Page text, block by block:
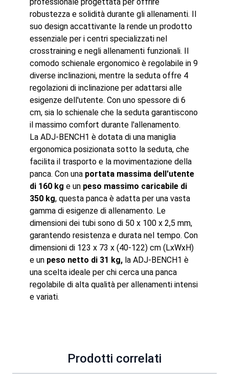
robustezza e solidità durante gli allenamenti. Il
suo design accattivante la rende un prodotto
essenziale per i centri specializzati nel
crosstraining e negli allenamenti funzionali. Il
comodo schienale ergonomico è regolabile in 9
diverse inclinazioni, mentre la seduta offre 4
regolazioni di inclinazione per adattarsi alle
esigenze dell'utente. Con uno spessore di 6
cm, sia lo schienale che la seduta garantiscono
il massimo comfort durante l'allenamento.
La ADJ-BENCH1 è dotata di una maniglia
ergonomica posizionata sotto la seduta, che
facilita il trasporto e la movimentazione della
panca. Con una portata massima dell'utente
di 160 kg e un peso massimo caricabile di
350 kg, questa panca è adatta per una vasta
gamma di esigenze di allenamento. Le
dimensioni dei tubi sono di 50 x 100 x 2,5 mm,
garantendo resistenza e durata nel tempo. Con
dimensioni di 123 x 73 x (40-122) cm (LxWxH)
e un peso netto di 31 kg, la ADJ-BENCH1 è
una scelta ideale per chi cerca una panca
regolabile di alta qualità per allenamenti intensi
e variati.
Prodotti correlati